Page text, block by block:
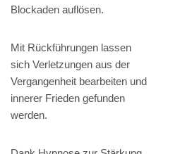
Blockaden auflösen.
Mit Rückführungen lassen
sich Verletzungen aus der
Vergangenheit bearbeiten und
innerer Frieden gefunden
werden.